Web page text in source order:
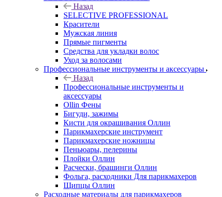
Назад
SELECTIVE PROFESSIONAL
Красители
Мужская линия
Прямые пигменты
Средства для укладки волос
Уход за волосами
Профессиональные инструменты и аксессуары
Назад
Профессиональные инструменты и
аксессуары
Ollin Фены
Бигуди, зажимы
Кисти для окрашивания Оллин
Парикмахерские инструмент
Парикмахерские ножницы
Пеньюары, пелерины
Плойки Оллин
Расчески, брашинги Оллин
Фольга, расходники Для парикмахеров
Щипцы Оллин
Расходные материалы для парикмахеров